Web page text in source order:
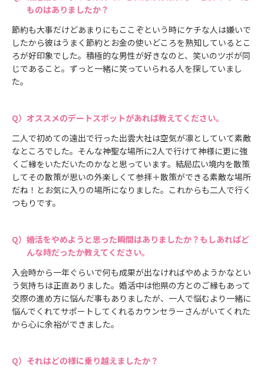
ものはありましたか？
節約も大事だけどあまりにもここぞという時にケチな人は嫌いで
したから彼はうまく節約とお金の使いどころを熟知しているとこ
ろが好印象でした。積極的な男性が好きなのと、笑いのツボが同
じであること。ずっと一緒に笑っていられる人を探していまし
た。
オススメのデートスポットがあれば教えてください。
二人で初めての遠出で行った出雲大社は空気が凛としていて素敵
なところでした。そんな神聖な場所に2人で行けて神様に更に強
くご縁をいただいたのかなと思っています。結局広い境内を散策
してその散策が思いの外楽しくて参拝＋散策ができる素敵な場所
だね！とお気に入りの場所になりました。これからも二人で行く
つもりです。
婚活をやめようと思った瞬間はありましたか？もしあればど
んな時だったか教えてください。
入会時から一年ぐらいで何も成果が出なければやめようかなとい
う気持ちは正直ありました。婚活中は他県の方とのご縁もあって
交際の進め方に悩んだ事もありましたが、一人で悩むより一緒に
悩んでくれてサポートしてくれるカウンセラーさんがいてくれた
から心に余裕ができました。
それはどの様に乗り越えましたか？